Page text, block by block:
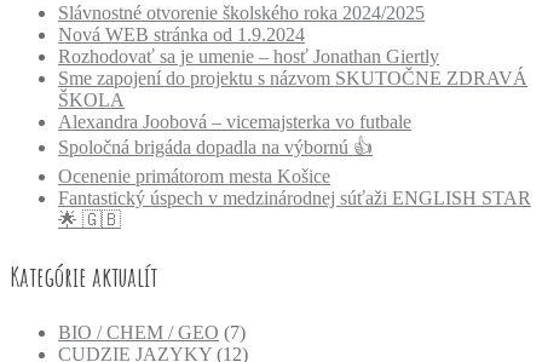
Slávnostné otvorenie školského roka 2024/2025
Nová WEB stránka od 1.9.2024
Rozhodovať sa je umenie – hosť Jonathan Giertly
Sme zapojení do projektu s názvom SKUTOČNE ZDRAVÁ
ŠKOLA
Alexandra Joobová – vicemajsterka vo futbale
Spoločná brigáda dopadla na výbornú 👍
Ocenenie primátorom mesta Košice
Fantastický úspech v medzinárodnej súťaži ENGLISH STAR
🌟 🇬🇧
Kategórie aktualít
BIO / CHEM / GEO (7)
CUDZIE JAZYKY (12)